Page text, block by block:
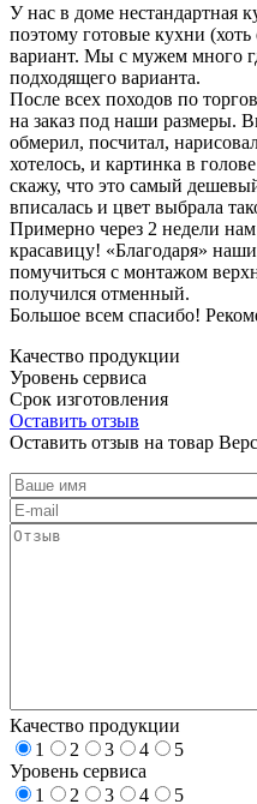
У нас в доме нестандартная
поэтому готовые кухни
вариант. Мы с мужем много
подходящего варианта.
После всех походов по
на заказ под наши размеры.
обмерил, посчитал,
хотелось, и картинка в
скажу, что это самый
вписалась и цвет выбрала
Примерно через 2 недели
красавицу! «Благодаря»
помучиться с монтажом
получился отменный.
Большое всем спасибо!
Качество продукции
Уровень сервиса
Срок изготовления
Оставить отзыв
Оставить отзыв на товар
Качество продукции
1
2 3 4
5
Уровень сервиса
1
2 3 4 5